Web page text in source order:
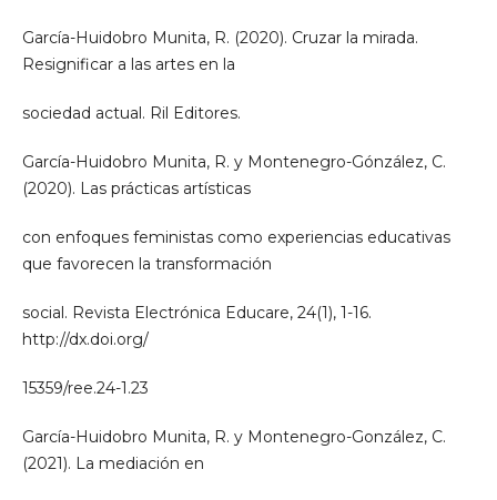
García-Huidobro Munita, R. (2020). Cruzar la mirada.
Resignificar a las artes en la
sociedad actual. Ril Editores.
García-Huidobro Munita, R. y Montenegro-Gónzález, C.
(2020). Las prácticas artísticas
con enfoques feministas como experiencias educativas
que favorecen la transformación
social. Revista Electrónica Educare, 24(1), 1-16.
http://dx.doi.org/
15359/ree.24-1.23
García-Huidobro Munita, R. y Montenegro-González, C.
(2021). La mediación en